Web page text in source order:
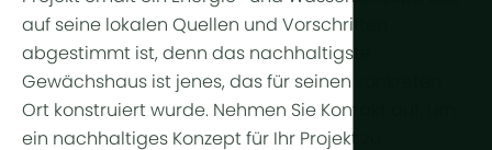
auf seine lokalen Quellen und Vorschriften
abgestimmt ist, denn das nachhaltigste
Gewächshaus ist jenes, das für seinen konkreten
Ort konstruiert wurde. Nehmen Sie Kontakt auf, um
ein nachhaltiges Konzept für Ihr Projekt zu